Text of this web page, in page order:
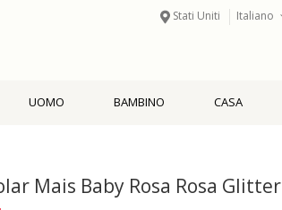
Stati Uniti Italiano
UOMO BAMBINO CASA
Mais Baby Rosa Rosa Glitter